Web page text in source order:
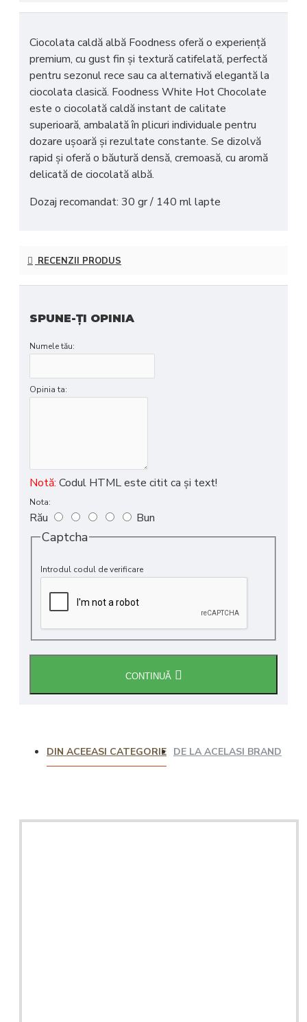
Ciocolata caldă albă Foodness oferă o experiență
premium, cu gust fin și textură catifelată, perfectă
pentru sezonul rece sau ca alternativă elegantă la
ciocolata clasică. Foodness White Hot Chocolate
este o ciocolată caldă instant de calitate
superioară, ambalată în plicuri individuale pentru
dozare ușoară și rezultate constante. Se dizolvă
rapid și oferă o băutură densă, cremoasă, cu aromă
delicată de ciocolată albă.
Dozaj recomandat: 30 gr / 140 ml lapte
RECENZII PRODUS
SPUNE-ŢI OPINIA
Numele tău:
Opinia ta:
Notă: Codul HTML este citit ca şi text!
Nota:
Rău Bun
Captcha
Introdul codul de verificare
CONTINUĂ
DIN ACEEASI CATEGORIE DE LA ACELASI BRAND